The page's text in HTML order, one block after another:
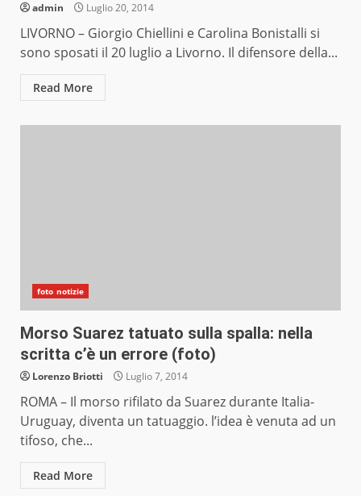
admin Luglio 20, 2014
LIVORNO – Giorgio Chiellini e Carolina Bonistalli si
sono sposati il 20 luglio a Livorno. Il difensore della...
Read More
foto notizie
Morso Suarez tatuato sulla spalla: nella
scritta c’è un errore (foto)
Lorenzo Briotti Luglio 7, 2014
ROMA – Il morso rifilato da Suarez durante Italia-
Uruguay, diventa un tatuaggio. l’idea è venuta ad un
tifoso, che...
Read More